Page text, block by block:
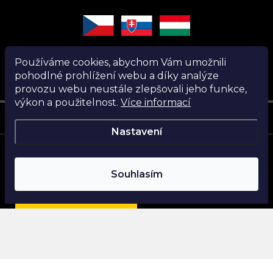
Používáme cookies, abychom Vám umožnili
pohodlné prohlížení webu a díky analýze
provozu webu neustále zlepšovali jeho funkce,
výkon a použitelnost. Více informací
Nastavení
Souhlasím
Instagram
Copyright 2026Nanita.cz. Všechna práva vyhrazena.
Najdi si parfém